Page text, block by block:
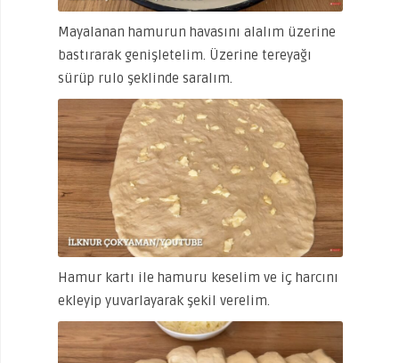
Mayalanan hamurun havasını alalım üzerine
bastırarak genişletelim. Üzerine tereyağı
sürüp rulo şeklinde saralım.
Hamur kartı ile hamuru keselim ve iç harcını
ekleyip yuvarlayarak şekil verelim.